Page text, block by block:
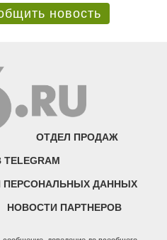
новость
ОТДЕЛ ПРОДАЖ
ПЕРСОНАЛЬНЫХ ДАННЫХ
НОВОСТИ ПАРТНЕРОВ